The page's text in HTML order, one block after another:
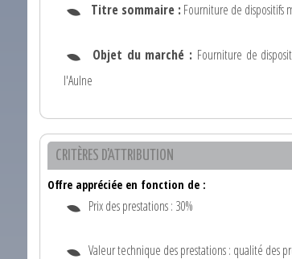
Titre sommaire : Fourniture de dispositifs
Objet du marché : Fourniture de
l'Aulne
CRITÈRES D'ATTRIBUTION
Offre appréciée en fonction de :
Prix des prestations : 30%
Valeur technique des prestations : qualité des